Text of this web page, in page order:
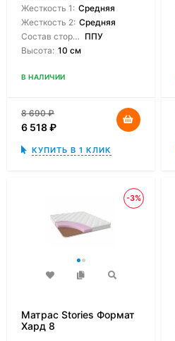
Жесткость 1: Средняя
Жесткость 2: Средняя
Состав сторон: ППУ
Высота: 10 см
В НАЛИЧИИ
8 690₽
6 518₽
КУПИТЬ В 1 КЛИК
-3%
Матрас Stories Формат
Хард 8